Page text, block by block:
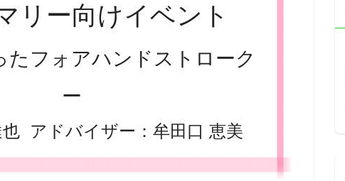
リー向けイベント
たフォアハンドストローク
ー
アドバイザー：牟田口 恵美